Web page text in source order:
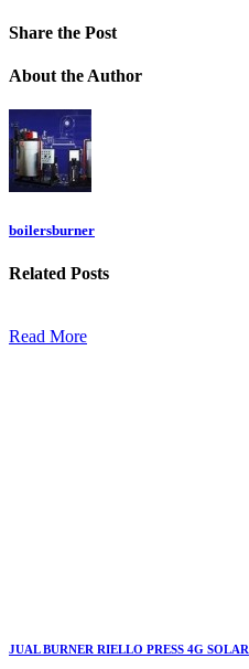
Share the Post
About the Author
boilersburner
Related Posts
Read More
JUAL BURNER RIELLO PRESS 4G SOLAR